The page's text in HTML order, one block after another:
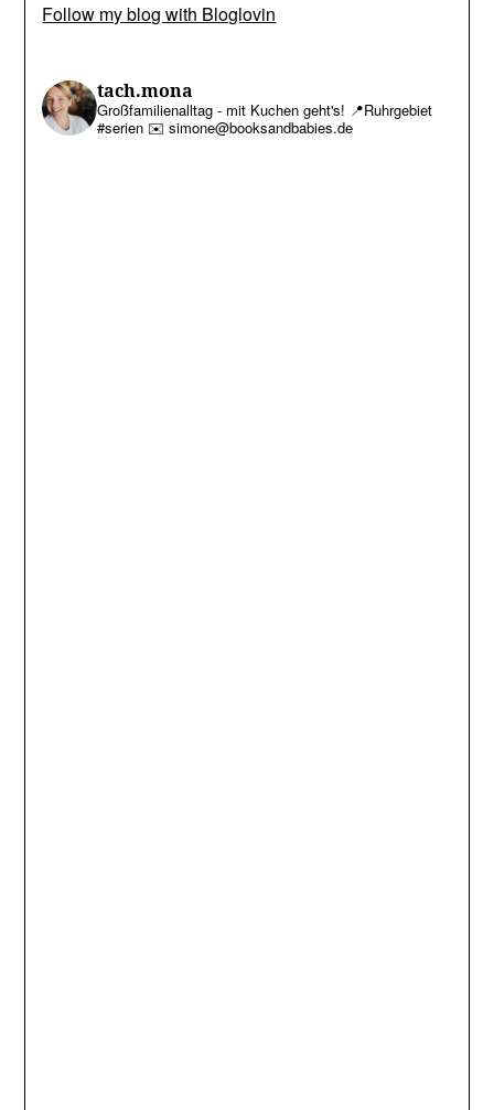
Follow my blog with Bloglovin
tach.mona
Großfamilienalltag - mit Kuchen geht's! 📍Ruhrgebiet
#serien ✉️ simone@booksandbabies.de